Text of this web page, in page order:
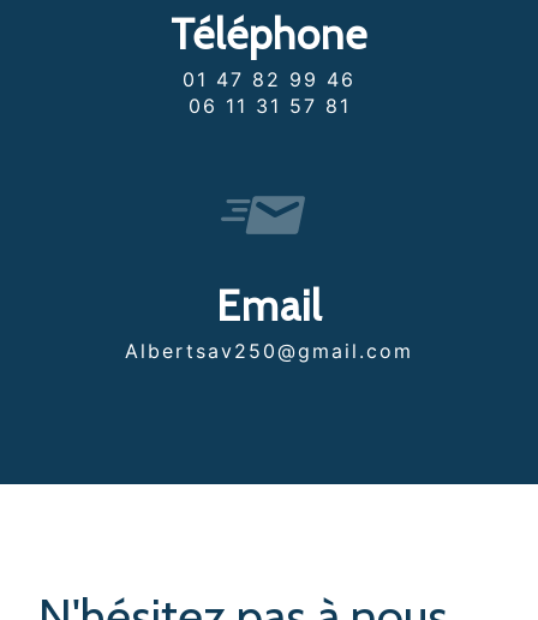
Téléphone
01 47 82 99 46
06 11 31 57 81
Email
albertsav250@gmail.com